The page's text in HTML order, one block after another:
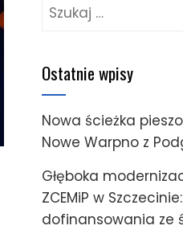
Szukaj:
Ostatnie wpisy
Nowa ścieżka
Nowe Warpno z
Głęboka
ZCEMiP w
dofinansowania ze